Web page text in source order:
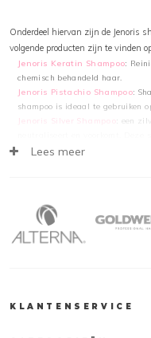
Onderdeel hiervan zijn de Jenoris
volgende producten zijn te vinden
Jenoris Keratin Shampoo:
chemisch behandeld haar.
Jenoris Pistachio Shampoo:
shampoo is ideaal te gebruiken
Jenoris Silver Shampoo : een
paarse pigmenten aan in het haar.
Ideaal te combineren met
haarmaskers van Jenoris.
tegen de beste promoties! Alle
Lees meer
KLANTENSERVICE